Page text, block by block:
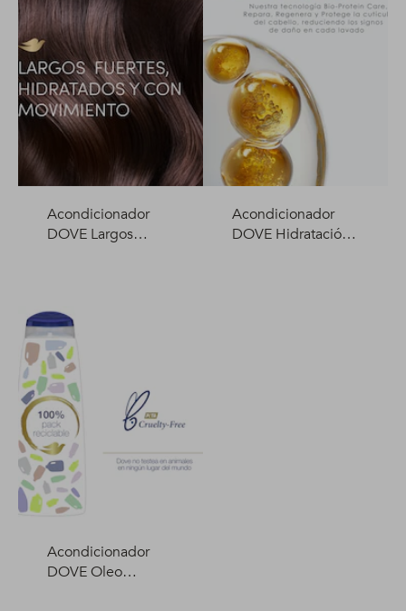
Acondicionador
DOVE Largos
Acondicionador
DOVE Hidratación
Acondicionador
DOVE Oleo